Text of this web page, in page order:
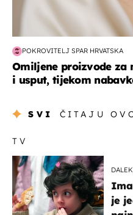
POKROVITELJ SPAR HRVATSKA
Omiljene proizvode za
i usput, tijekom
SVI ČITAJU
TV
Ima
je